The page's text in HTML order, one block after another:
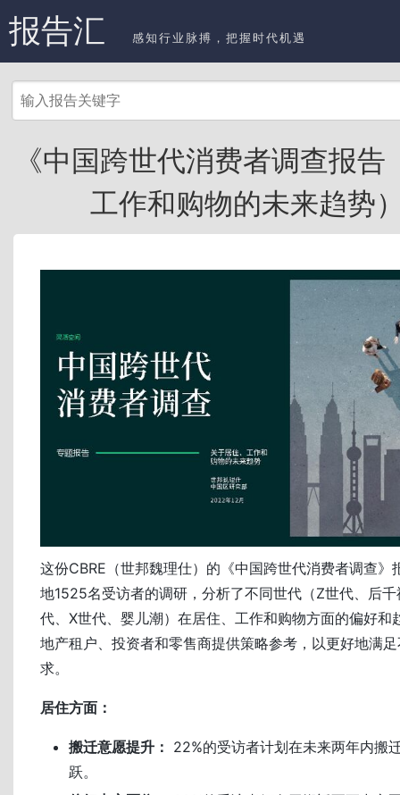
报告汇 感知行业脉搏，把握时代机遇
《中国跨世代消费者调查报
工作和购物的未来趋势
这份CBRE（世邦魏理仕）的《中国跨世代消费者调查》
地1525名受访者的调研，分析了不同世代（Z世代、后
代、X世代、婴儿潮）在居住、工作和购物方面的偏好和
地产租户、投资者和零售商提供策略参考，以更好地满
求。
居住方面：
搬迁意愿提升： 22%的受访者计划在未来两年内搬
跃。